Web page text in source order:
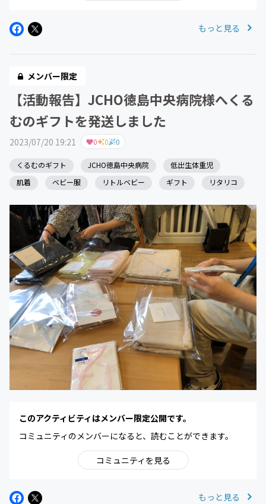
もっと見る
メンバー限定
【活動報告】JCHO徳島中央病院様へくる
むのギフトを発送しました
2023/07/20 19:21 0 0 0
くるむのギフト JCHO徳島中央病院
低出生体重児
肌着
ベビー服 リトルベビー ギフト リタリコ
このアクティビティはメンバー限定公開です。
コミュニティのメンバーになると、読むことができます。
コミュニティを見る
もっと見る